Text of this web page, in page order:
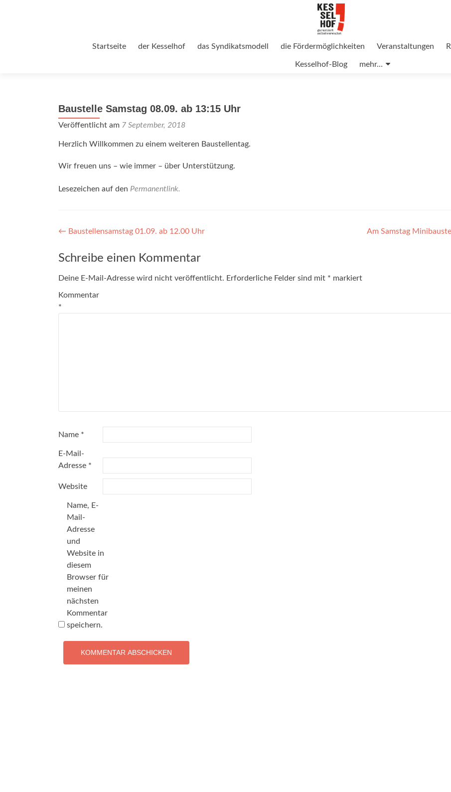
Startseite der Kesselhof das Syndikatsmodell die Fördermöglichkeiten Veranstaltungen
Kesselhof-Blog mehr…
Baustelle Samstag 08.09. ab 13:15 Uhr
Veröffentlicht am 7 September, 2018
Herzlich Willkommen zu einem weiteren Baustellentag.
Wir freuen uns – wie immer – über Unterstützung.
Lesezeichen auf den Permanentlink.
Beitragsnavigation
← Baustellensamstag 01.09. ab 12.00 Uhr Am Samstag
Schreibe einen Kommentar
Deine E-Mail-Adresse wird nicht veröffentlicht. Erforderliche Felder sind mit * markiert
Kommentar
*
Name *
E-Mail-
Adresse *
Website
Name, E-
Mail-
Adresse
und
Website in
diesem
Browser für
meinen
nächsten
Kommentar
speichern.